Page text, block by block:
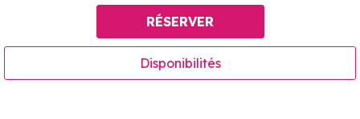
RÉSERVER
Disponibilités